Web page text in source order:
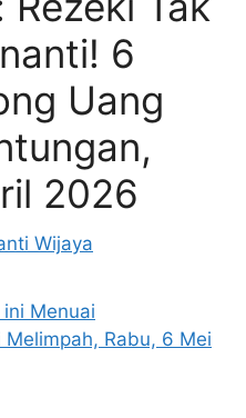
6
Uang
2026
Wijaya